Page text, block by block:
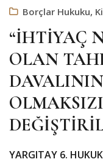
Borçlar Hukuku,
“İHTİYAÇ
OLAN
YARGITAY 6.